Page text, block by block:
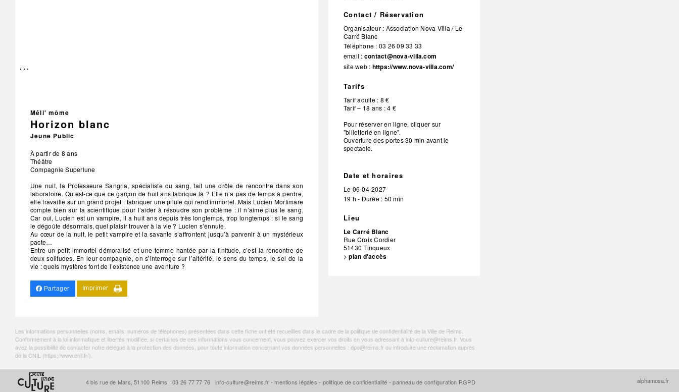
Méli' môme
Horizon blanc
Jeune Public
À partir de 8 ans
Théâtre
Compagnie Superlune
Une nuit, la Professeure Sangria, spécialiste du sang, fait une drôle de rencontre dans son
laboratoire. Qu’est-ce que ce garçon de huit ans fabrique là ? Elle n’a pas de temps à perdre,
elle travaille sur un grand projet : fabriquer une pilule qui rend immortel. Mais Lucien Mortimare
compte bien sur la scientifique pour l’aider à résoudre son problème : il n’aime plus le sang.
Car oui, Lucien est un vampire, il a huit ans depuis très longtemps, trop longtemps : si le sang
le dégoûte désormais, quel plaisir trouver à la vie ? Lucien s’ennuie.
Au cœur de la nuit, le petit vampire et la savante s’affrontent jusqu’à parvenir à un mystérieux
pacte…
Entre un petit immortel démoralisé et une femme hantée par la finitude, c’est la rencontre de
deux solitudes. En leur compagnie, on s’interroge sur l’altérité, le sens du temps, le sel de la
vie : quels mystères font de l’existence une aventure ?
Partager Imprimer
Contact / Réservation
Organisateur : Association Nova Villa / Le
Carré Blanc
Téléphone : 03 26 09 33 33
email : contact@nova-villa.com
site web : https://www.nova-villa.com/
Tarifs
Tarif adulte : 8 €
Tarif – 18 ans : 4 €
Pour réserver en ligne, cliquer sur
"billetterie en ligne".
Ouverture des portes 30 min avant le
spectacle.
Date et horaires
Le 06-04-2027
19 h - Durée : 50 min
Lieu
Le Carré Blanc
Rue Croix Cordier
51430 Tinqueux
>plan d'accès
Les informations personnelles (noms, emails, numéros de téléphones) présentées dans cette fiche ont été recueillies dans le cadre de la politique deconfidentialité de la Ville de Reims
Conformément à la loi informatique et libertés modifiée, si certaines de ces informations vous concernent, vous pouvez exercer vos droits en vous adressant à info-culture@reims.fr. Vous
avez la possibilité de contacter notre délégué à la protection des données, pour toute information concernant vos données personnelles : dpo@reims.frou introduire une réclamation auprès
de la CNIL (https://www.cnil.fr/).
4 bis rue de Mars, 51100 Reims03 26 77 77 76 info-culture@reims.fr -mentions légales - politique de confidentialité -panneau de configuration RGPD alphamosa.fr